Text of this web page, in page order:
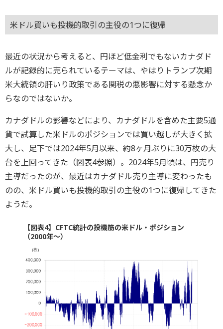
米ドル買いも投機的取引の主役の1つに復帰
最近の状況から考えると、円ほど低金利でもないカナダド
ルが記録的に売られているテーマは、やはりトランプ次期
米大統領の肝いり政策である関税の悪影響に対する懸念か
らなのではないか。
カナダドルの影響などにより、カナダドルを含めた主要5通
貨で試算した米ドルのポジションでは買い越しが大きく拡
大し、足下では2024年5月以来、約8ヶ月ぶりに30万枚の大
台を上回ってきた（図表4参照）。2024年5月頃は、円売り
主導だったのが、最近はカナダドル売り主導に変わったも
のの、米ドル買いも投機的取引の主役の1つに復帰してきた
ようだ。
【図表4】CFTC統計の投機筋の米ドル・ポジション
（2000年～）